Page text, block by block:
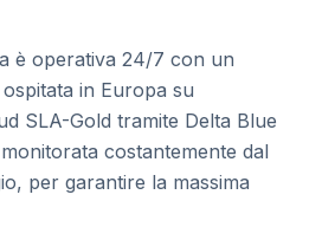
è operativa 24/7 con un
in Europa su
SLA-Gold tramite Delta Blue
costantemente dal
per garantire la massima